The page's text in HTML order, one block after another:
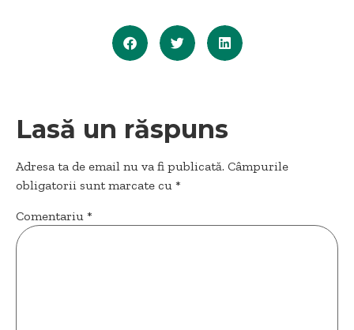
Lasă un răspuns
Adresa ta de email nu va fi publicată. Câmpurile
obligatorii sunt marcate cu *
Comentariu *